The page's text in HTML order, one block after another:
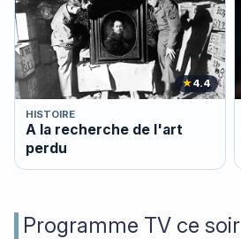
★4.4
HISTOIRE
A la recherche de l'art
perdu
Programme TV ce soir